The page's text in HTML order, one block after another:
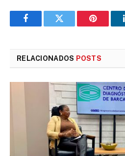
FacebookTwitter Pinterest
RELACIONADOS POSTS